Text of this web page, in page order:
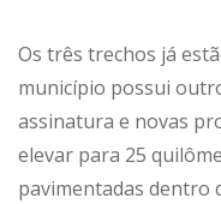
Os três trechos já
município possui
assinatura e novas
elevar para 25
pavimentadas dentro